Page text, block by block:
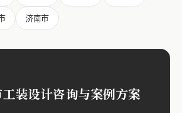
济南市
装设计咨询与案例方案